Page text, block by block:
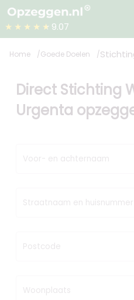
★★★★★ 9.07
Home Goede Doelen
Direct Stichting
Urgenta
Voor- en achternaam
Straatnaam en huisnummer
Postcode
Woonplaats